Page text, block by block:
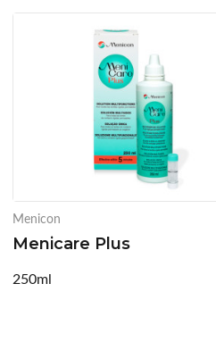
Menicon
Menicare Plus
250ml